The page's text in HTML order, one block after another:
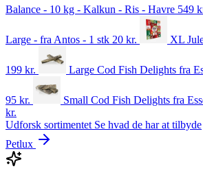
Balance - 10 kg - Kalkun - Ris - Havre 549
Large - fra Antos - 1 stk 20 kr. XL
199 kr. Large Cod Fish Delights fra
95 kr. Small Cod Fish Delights fra
kr.
Udforsk sortimentet Se hvad de har at tilbyde
Petlux